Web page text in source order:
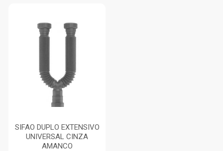
SIFAO DUPLO EXTENSIVO
UNIVERSAL CINZA
AMANCO